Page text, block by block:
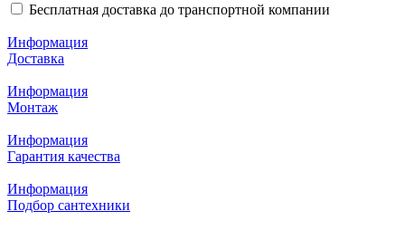
Бесплатная доставка до транспортной компании
Информация
Доставка
Информация
Монтаж
Информация
Гарантия качества
Информация
Подбор сантехники